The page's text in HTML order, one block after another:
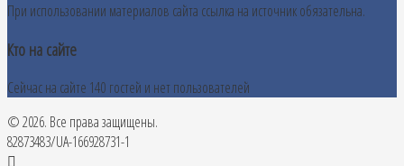
При использовании материалов сайта ссылка на источник обязательна.
Кто на сайте
Сейчас на сайте 140 гостей и нет пользователей
© 2026. Все права защищены.
82873483/UA-166928731-1